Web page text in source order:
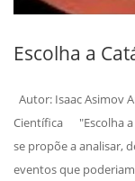
Escolha a
Autor: Isaac Asimov
Científica "Escolha a
se propõe a analisar,
eventos que